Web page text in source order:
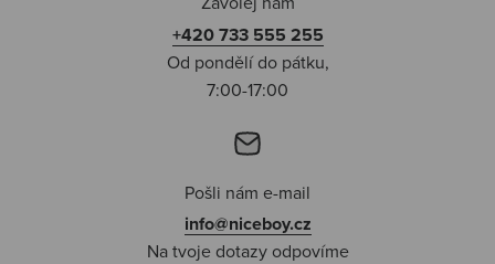
+420 733 555 255
Od pondělí do pátku,
7:00-17:00
Pošli nám e-mail
info@niceboy.cz
Na tvoje dotazy odpovíme